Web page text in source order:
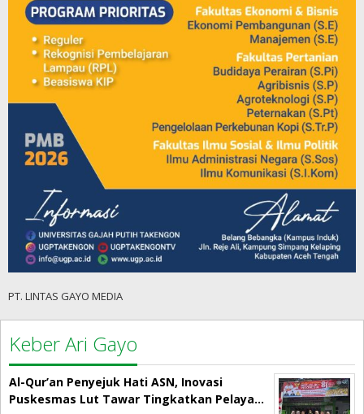
PT. LINTAS GAYO MEDIA
Keber Ari Gayo
Al-Qur’an Penyejuk Hati ASN, Inovasi
Puskesmas Lut Tawar Tingkatkan Pelaya…